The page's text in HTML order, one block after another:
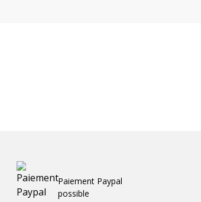
Paiement Paypal
possible